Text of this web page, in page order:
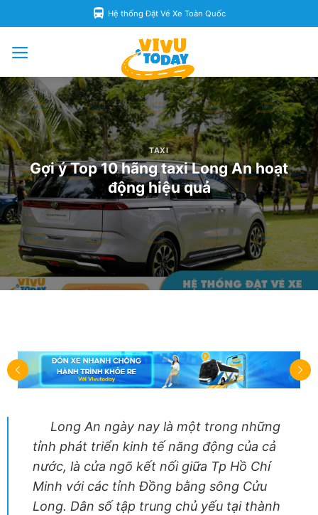
to
Hệ thống Đặt Vé Xe Toàn Quốc
TAXI
Gợi ý Top 10 hãng taxi Long An hoạt
động hiệu quả
Long An ngày nay là một trong những
tỉnh phát triển kinh tế năng động của cả
nước, là cửa ngõ kết nối giữa Tp Hồ Chí
Minh với các tỉnh Đồng bằng sông Cửu
Long. Dân số tập trung chủ yếu tại thành